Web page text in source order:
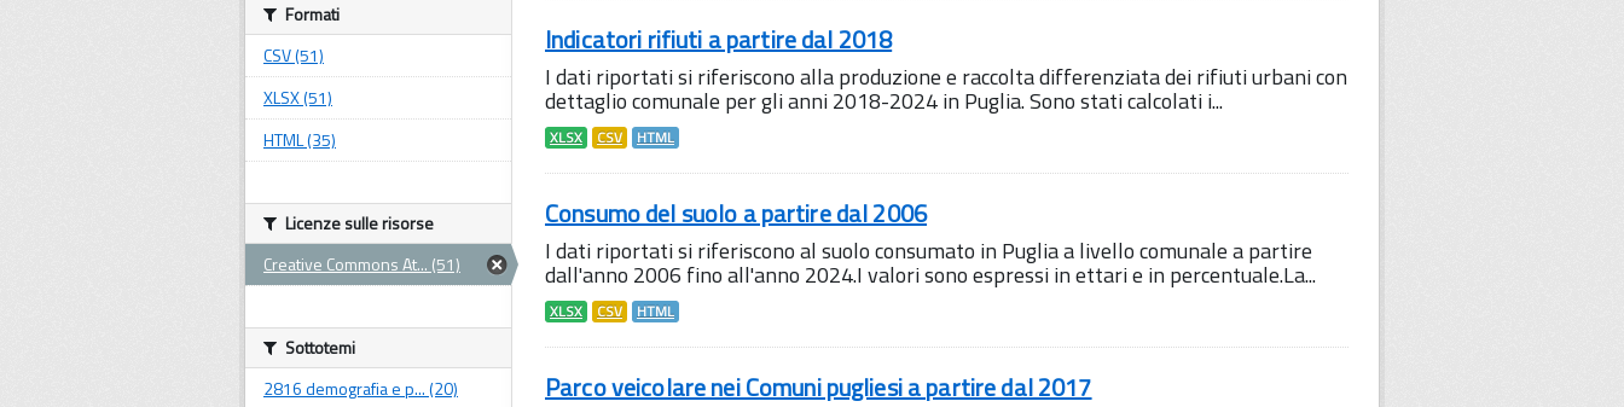
Indicatori rifiuti a partire dal 2018
I dati riportati si riferiscono alla produzione e raccolta differenziata dei rifiuti urbani con
dettaglio comunale per gli anni 2018-2024 in Puglia. Sono stati calcolati i...
XLSX CSV HTML
Consumo del suolo a partire dal 2006
I dati riportati si riferiscono al suolo consumato in Puglia a livello comunale a partire
dall'anno 2006 fino all'anno 2024.I valori sono espressi in ettari e in percentuale.La...
XLSX CSV HTML
Parco veicolare nei Comuni pugliesi a partire dal 2017
Formati
CSV (51)
XLSX (51)
HTML (35)
Licenze sulle risorse
Creative Commons At... (51)
Sottotemi
2816 demografia e p... (20)